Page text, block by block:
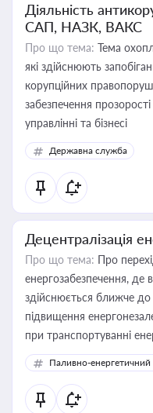
Діяльність
САП, НАЗК, ВАКС
Про що тема: Тема
які здійснюють
корупційних
забезпечення
управлінні та бізнесі
Державна служба
Децентралізація
Про що тема: Про
енергозабезпечення, де
здійснюється ближче
підвищення
при транспортуванні
відновлюваних джерел
Паливно-